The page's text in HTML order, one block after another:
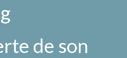
de son